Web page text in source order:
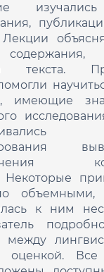
текста.
имеющие
Некоторые
к ним
между
оценкой. Все